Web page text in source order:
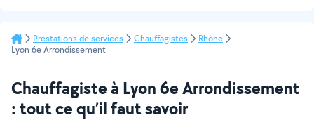
Prestations de services Chauffagistes
Rhône
Lyon 6e Arrondissement
Chauffagiste à Lyon 6e Arrondissement
: tout ce qu’il faut savoir